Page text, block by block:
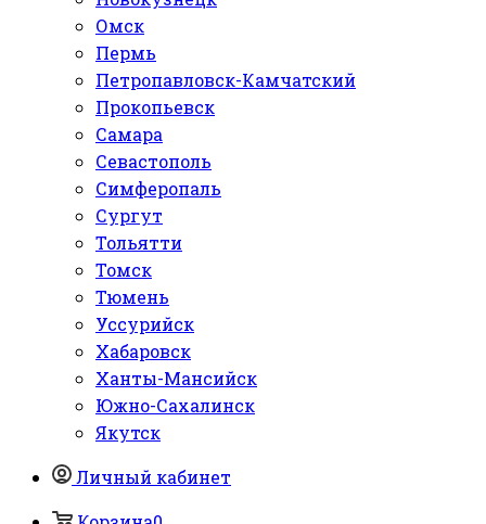
Омск
Пермь
Петропавловск-Камчатский
Прокопьевск
Самара
Севастополь
Симферопаль
Сургут
Тольятти
Томск
Тюмень
Уссурийск
Хабаровск
Ханты-Мансийск
Южно-Сахалинск
Якутск
Личный кабинет